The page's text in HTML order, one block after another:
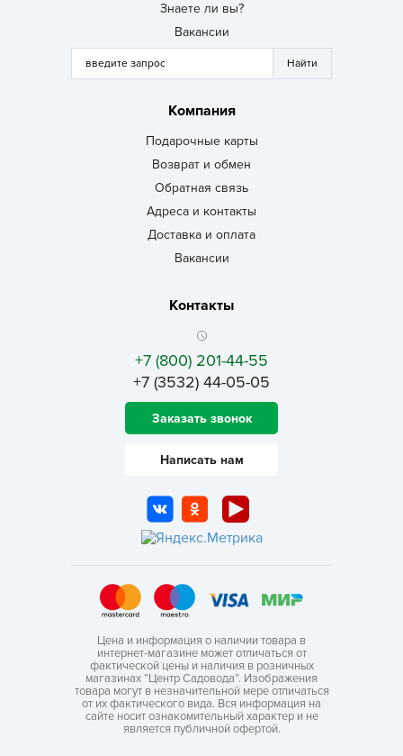
Знаете ли вы?
Вакансии
Компания
Подарочные карты
Возврат и обмен
Обратная связь
Адреса и контакты
Доставка и оплата
Вакансии
Контакты
+7 (800) 201-44-55
+7 (3532) 44-05-05
Заказать звонок
Написать нам
Цена и информация о наличии товара в
интернет-магазине может отличаться от
фактической цены и наличия в розничных
магазинах “Центр Садовода”. Изображения
товара могут в незначительной мере отличаться
от их фактического вида. Вся информация на
сайте носит ознакомительный характер и не
является публичной офертой.